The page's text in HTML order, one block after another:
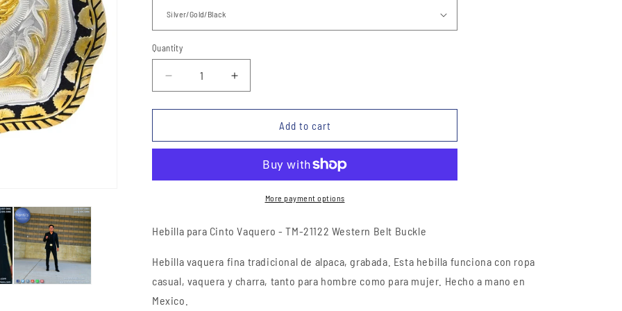
Quantity
Quantity
Decrease
quantity
for
Vaquera
21122
Buckle
Increase
quantity
for
Vaquera
21122
Western
Buckle
Add to cart
More payment options
Hebilla para Cinto Vaquero-TM-21122 Western Belt Buckle
Hebilla vaquera fina tradicional de alpaca, grabada. Esta hebilla funciona con ropa
casual, vaquera y charra, tanto para hombre como para mujer. Hecho a mano en
Mexico.